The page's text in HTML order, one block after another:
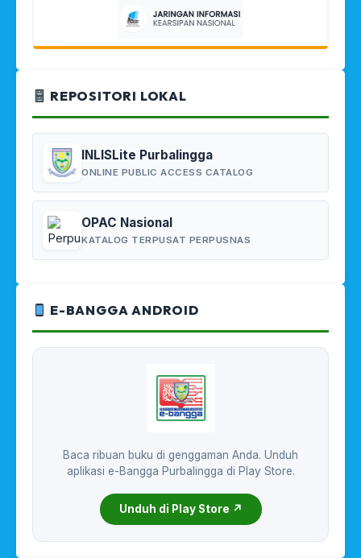
REPOSITORI LOKAL
INLISLite Purbalingga
ONLINE PUBLIC ACCESS CATALOG
OPAC Nasional
KATALOG TERPUSAT PERPUSNAS
E-BANGGA ANDROID
Baca ribuan buku di genggaman Anda. Unduh
aplikasi e-Bangga Purbalingga di Play Store.
Unduh di Play Store ↗